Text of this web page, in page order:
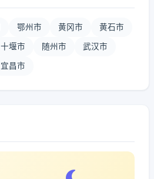
鄂州市 黄冈市 黄石市
十堰市 随州市 武汉市
宜昌市